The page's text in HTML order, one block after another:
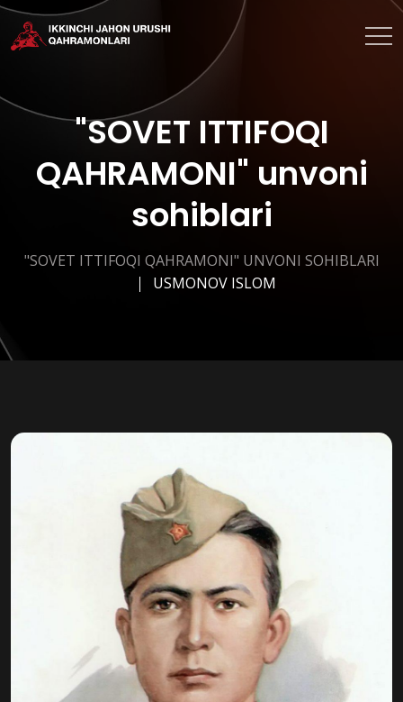
"SOVET ITTIFOQI
QAHRAMONI" unvoni
sohiblari
"SOVET ITTIFOQI QAHRAMONI" UNVONI SOHIBLARI
USMONOV ISLOM